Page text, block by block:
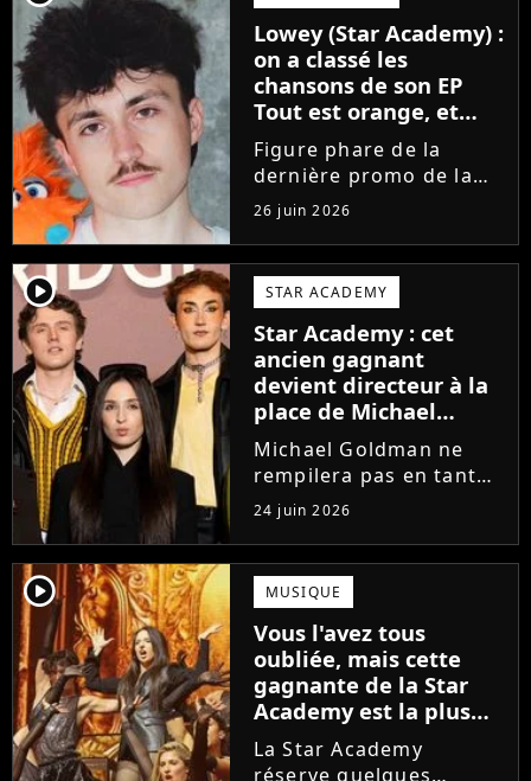
Lowey (Star Academy) :
on a classé les
chansons de son EP
Tout est orange, et
voici la meilleure !
Figure phare de la
dernière promo de la
Star Academy, Léo se
lance enfin. Sous le nom
de scène Lowey, l'artiste
de 25 ans dévoile un
premier EP énergique et
très prometteur
nommé...
26 juin 2026
player2 STAR ACADEMY
Star Academy : cet
ancien gagnant
devient directeur à la
place de Michael
Goldman ? Il donne
enfin sa réponse
Michael Goldman ne
rempilera pas en tant
que directeur de la
prochaine saison de la
Star Academy. Mais qui
prendra sa place ? Alors
que son nom circule,
cet ancien gagnant de
l'émission...
24 juin 2026
player2 MUSIQUE
Vous l'avez tous
oubliée, mais cette
gagnante de la Star
Academy est la plus
écoutée de l'histoire
de l'émission !
La Star Academy
réserve quelques